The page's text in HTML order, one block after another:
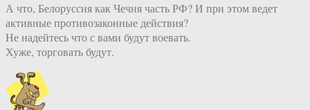
А что, Белоруссия как Чечня часть РФ? И при этом ведет
активные противозаконные действия?
Не надейтесь что с вами будут воевать.
Хуже, торговать будут.